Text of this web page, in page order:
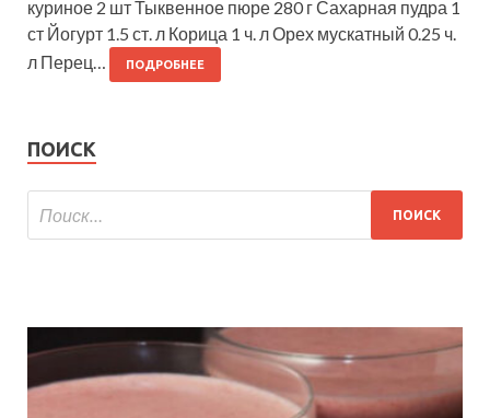
куриное 2 шт Тыквенное пюре 280 г Сахарная пудра 1
ст Йогурт 1.5 ст. л Корица 1 ч. л Орех мускатный 0.25 ч.
л Перец…
ПОДРОБНЕЕ
ПОИСК